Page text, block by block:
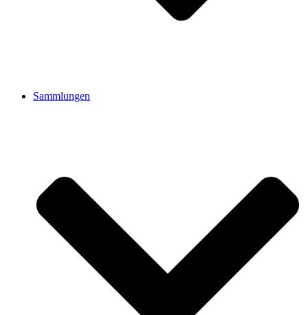
Sammlungen